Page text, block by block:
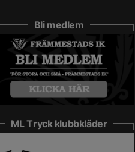
Bli medlem
ML Tryck klubbkläder